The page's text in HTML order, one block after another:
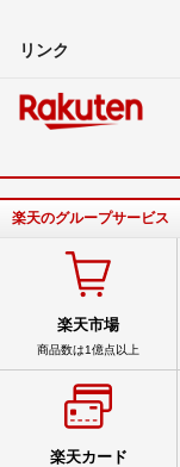
リンク
楽天のグループサービス
楽天市場
商品数は1億点以上
楽天カード